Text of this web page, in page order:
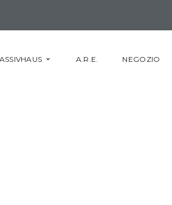
A.R.E. NEGOZIO